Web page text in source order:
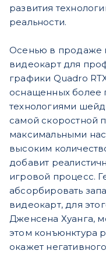
развития
реальности.
Осенью в продаже
видеокарт для
графики Quadro
оснащенных более
технологиями
самой скоростной
максимальными
высоким
добавит
игровой процесс.
абсорбировать
видеокарт, для
Дженcена Хуанга,
этом конъюнктура
окажет